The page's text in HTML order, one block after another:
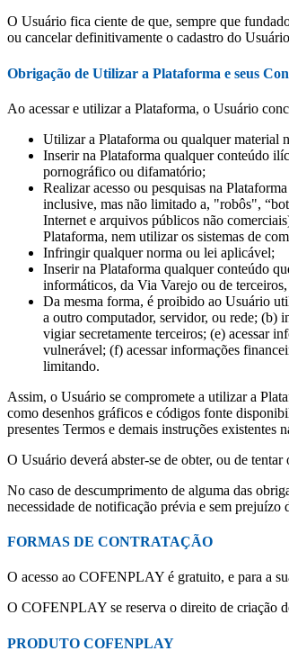
O Usuário fica ciente de que, sempre que
ou cancelar definitivamente o cadastro do
Obrigação de Utilizar a Plataforma e seus
Ao acessar e utilizar a Plataforma, o Usuário
Utilizar a Plataforma ou qualquer material
Inserir na Plataforma qualquer conteúdo
pornográfico ou difamatório;
Realizar acesso ou pesquisas na
inclusive, mas não limitado a, "robôs",
Internet e arquivos públicos não
Plataforma, nem utilizar os sistemas de
Infringir qualquer norma ou lei aplicável;
Inserir na Plataforma qualquer conteúdo
informáticos, da Via Varejo ou de
Da mesma forma, é proibido ao Usuário
a outro computador, servidor, ou rede; (b)
vigiar secretamente terceiros; (e) acessar
vulnerável; (f) acessar informações
limitando.
Assim, o Usuário se compromete a utilizar a
como desenhos gráficos e códigos fonte
presentes Termos e demais instruções existentes
O Usuário deverá abster-se de obter, ou de
No caso de descumprimento de alguma das
necessidade de notificação prévia e sem
FORMAS DE CONTRATAÇÃO
O acesso ao COFENPLAY é gratuito, e para a
O COFENPLAY se reserva o direito de criação
PRODUTO COFENPLAY